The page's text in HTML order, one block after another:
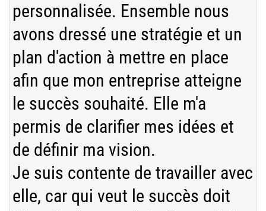
personnalisée. Ensemble nous
avons dressé une stratégie et un
plan d'action à mettre en place
afin que mon entreprise atteigne
le succès souhaité. Elle m'a
permis de clarifier mes idées et
de définir ma vision.
Je suis contente de travailler avec
elle, car qui veut le succès doit